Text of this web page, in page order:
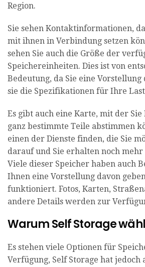
Region.
Sie sehen Kontaktinformationen,
mit ihnen in Verbindung setzen
sehen Sie auch die Größe der
Speichereinheiten. Dies ist von
Bedeutung, da Sie eine Vorstellung
sie die Spezifikationen für Ihre
Es gibt auch eine Karte, mit der Sie
ganz bestimmte Teile abstimmen
einen der Dienste finden, die Sie
darauf und Sie erhalten noch
Viele dieser Speicher haben auch
Ihnen eine Vorstellung davon
funktioniert. Fotos, Karten,
andere Details werden zur
Warum Self Storage
Es stehen viele Optionen für
Verfügung, Self Storage hat jedoch